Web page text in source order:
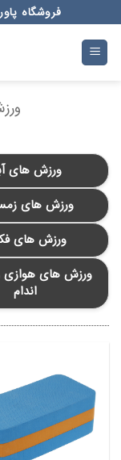
to
content
فروشگاه
ورزش های
ورزش های
ورزش های
ورزش های هوازی
اندام